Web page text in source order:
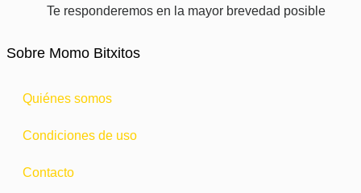
Te responderemos en la mayor brevedad posible
Sobre Momo Bitxitos
Quiénes somos
Condiciones de uso
Contacto